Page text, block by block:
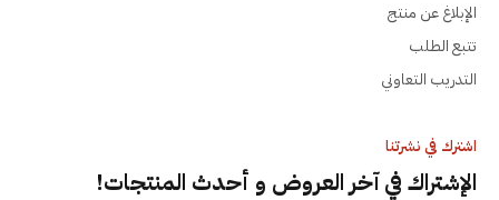
الإبلاغ عن منتج
تتبع الطلب
التدريب التعاوني
اشترك في نشرتنا
الإشتراك في آخر العروض و أحدث المنتجات!